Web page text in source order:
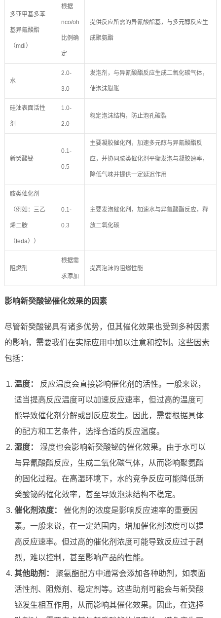
多亚甲基多苯
基异氰酸酯
（mdi）
根据
nco/oh
比例确
定
提供反应所需的异氰酸酯基，与多元醇反应生
成聚氨酯
水
2.0-
3.0
发泡剂，与异氰酸酯反应生成二氧化碳气体，
使泡沫膨胀
硅油表面活性
剂
1.0-
2.0
稳定泡沫结构，防止泡孔破裂
新癸酸铋
0.1-
0.5
主要凝胶催化剂，加速多元醇与异氰酸酯反
应，并协同胺类催化剂平衡发泡与凝胶速率，
降低气味并提供一定延迟作用
胺类催化剂
（例如：三乙
烯二胺
（teda））
0.1-
0.3
主要发泡催化剂，加速水与异氰酸酯反应，释
放二氧化碳
阻燃剂
根据需
求添加
提高泡沫的阻燃性能
影响新癸酸铋催化效果的因素
尽管新癸酸铋具有诸多优势，但其催化效果也受到多种因素
的影响，需要我们在实际应用中加以注意和控制。这些因素
包括：
温度：
反应温度会直接影响催化剂的活性。一般来说，
适当提高反应温度可以加速反应速率，但过高的温度可
能导致催化剂分解或副反应发生。因此，需要根据具体
的配方和工艺条件，选择合适的反应温度。
湿度：
湿度也会影响新癸酸铋的催化效果。由于水可以
与异氰酸酯反应，生成二氧化碳气体，从而影响聚氨酯
的固化过程。在高湿环境下，水的竞争反应可能降低新
癸酸铋的催化效率，甚至导致泡沫结构不稳定。
催化剂浓度：
催化剂的浓度是影响反应速率的重要因
素。一般来说，在一定范围内，增加催化剂浓度可以提
高反应速率。但过高的催化剂浓度可能导致反应过于剧
烈，难以控制，甚至影响产品的性能。
其他助剂：
聚氨酯配方中通常会添加各种助剂，如表面
活性剂、阻燃剂、稳定剂等。这些助剂可能会与新癸酸
铋发生相互作用，从而影响其催化效果。因此，在选择